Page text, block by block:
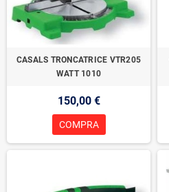
CASALS TRONCATRICE VTR205
WATT 1010
150,00 €
COMPRA